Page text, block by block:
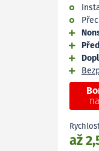
Rychlost
až